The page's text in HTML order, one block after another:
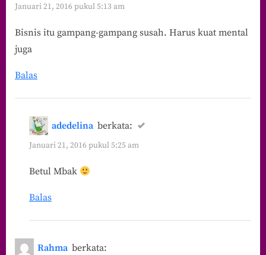
Januari 21, 2016 pukul 5:13 am
Bisnis itu gampang-gampang susah. Harus kuat mental
juga
Balas
adedelina berkata:
Januari 21, 2016 pukul 5:25 am
Betul Mbak
Balas
Rahma berkata: